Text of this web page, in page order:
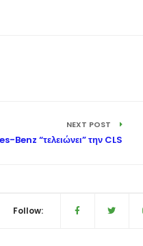
NEXT POST
Benz “τελειώνει” την CLS
Follow: